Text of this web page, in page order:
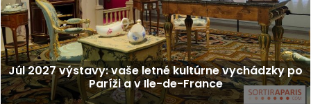
Júl 2027 výstavy: vaše letné kultúrne vychádzky po
Paríži a v Ile-de-France